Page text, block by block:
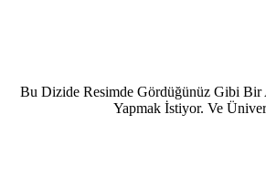
Bu Dizide Resimde Gördüğünüz Gibi Bir
Yapmak İstiyor. Ve